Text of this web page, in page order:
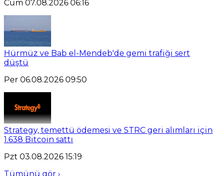
Cum 07.08.2026 06:16
Hürmüz ve Bab el-Mendeb'de gemi trafiği sert
düştü
Per 06.08.2026 09:50
Strategy, temettü ödemesi ve STRC geri alımları için
1.638 Bitcoin sattı
Pzt 03.08.2026 15:19
Tümünü gör ›